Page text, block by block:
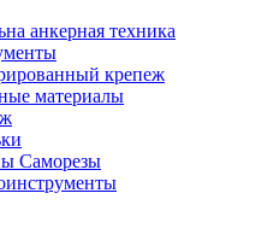
анкерная техника
крепеж
материалы
Саморезы